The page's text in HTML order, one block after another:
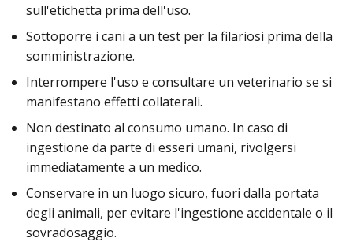
sull'etichetta prima dell'uso.
Sottoporre i cani a un test per la filariosi prima della
somministrazione.
Interrompere l'uso e consultare un veterinario se si
manifestano effetti collaterali.
Non destinato al consumo umano. In caso di
ingestione da parte di esseri umani, rivolgersi
immediatamente a un medico.
Conservare in un luogo sicuro, fuori dalla portata
degli animali, per evitare l'ingestione accidentale o il
sovradosaggio.